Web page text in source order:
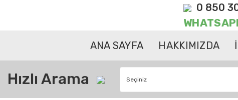
0 850
ANA SAYFA HAKKIMIZDA
Hızlı Arama